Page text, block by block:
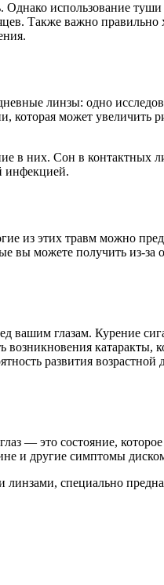
использование
Также важно правильно
линзы: одно
которая может увеличить
в них. Сон в контактных
инфекцией.
из этих травм можно
вы можете получить из-за
глазам. Курение
катаракты,
развития
— это состояние,
и другие симптомы
специально